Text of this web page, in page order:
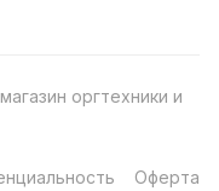
оргтехники и
Оферта